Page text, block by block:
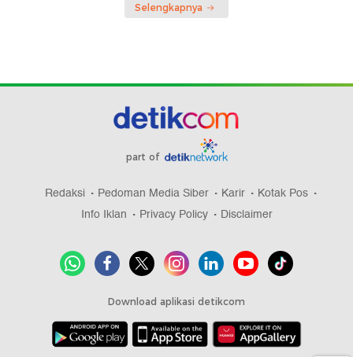
Selengkapnya
part of
Redaksi Pedoman Media Siber Karir
Kotak Pos
Info Iklan
Privacy Policy Disclaimer
Download aplikasi detikcom